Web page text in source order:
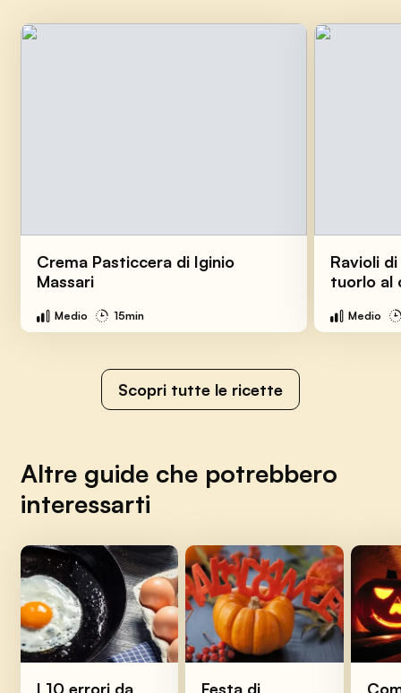
Crema Pasticcera di Iginio
Massari
Medio 15min
Ravioli
tuorlo al
Medio
Scopri tutte le ricette
Altre guide che potrebbero
interessarti
I 10 errori da
Festa di